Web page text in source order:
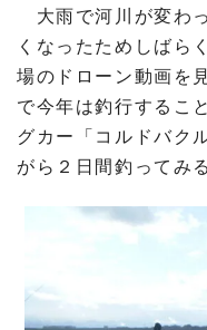
大雨で河川が変わ
くなったためしばら
場のドローン動画を
で今年は釣行するこ
グカー「コルドバク
がら２日間釣ってみ